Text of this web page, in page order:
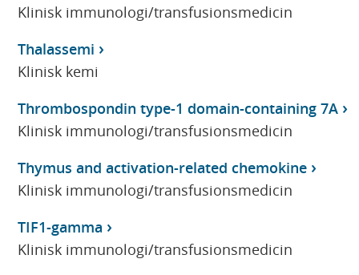
Klinisk immunologi/transfusionsmedicin
Thalassemi
Klinisk kemi
Thrombospondin type-1 domain-containing 7A
Klinisk immunologi/transfusionsmedicin
Thymus and activation-related chemokine
Klinisk immunologi/transfusionsmedicin
TIF1-gamma
Klinisk immunologi/transfusionsmedicin